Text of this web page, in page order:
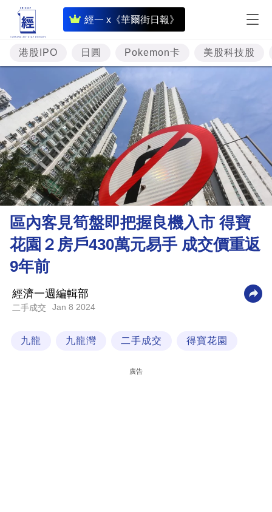
經一 x《華爾街日報》
即
時
財
經
專
題
投
資
樓
市
理
財
商
科
技
場
港股IPO 日圓 Pokemon卡 美股科技股
區內客見筍盤即把握良機入市 得寶
花園２房戶430萬元易手 成交價重返
9年前
經濟一週編輯部
二手成交 Jan 8 2024
九龍 九龍灣 二手成交 得寶花園
廣告